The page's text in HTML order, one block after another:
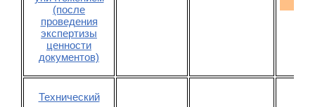
(после
проведения
экспертизы
ценности
документов)
Технический